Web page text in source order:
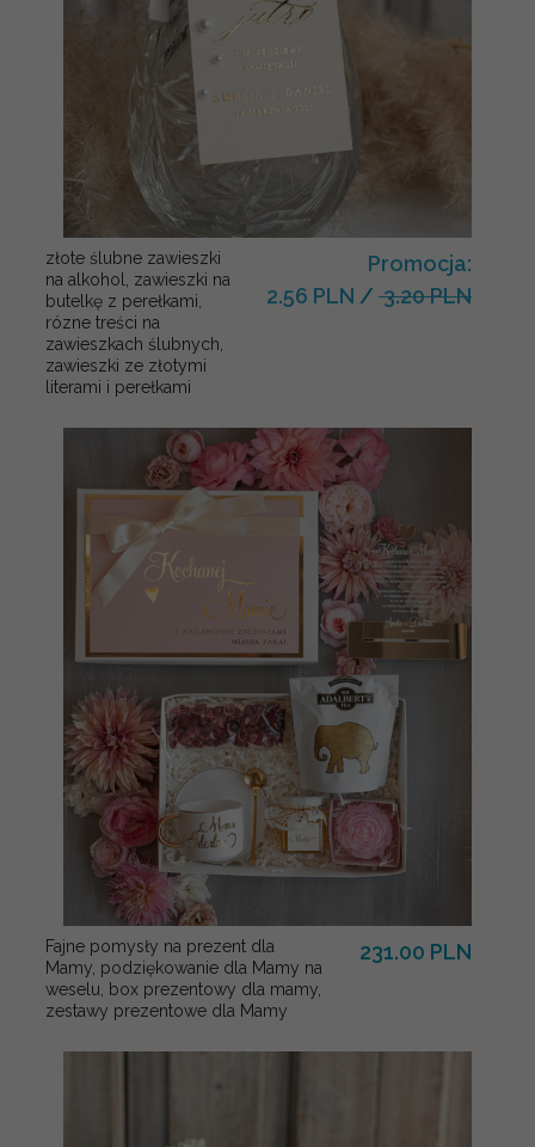
złote ślubne zawieszki
na alkohol, zawieszki na
butelkę z perełkami,
rózne treści na
zawieszkach ślubnych,
zawieszki ze złotymi
literami i perełkami
Promocja:
2.56 PLN / 3.20 PLN
Fajne pomysły na prezent dla
Mamy, podziękowanie dla Mamy na
weselu, box prezentowy dla mamy,
zestawy prezentowe dla Mamy
231.00 PLN